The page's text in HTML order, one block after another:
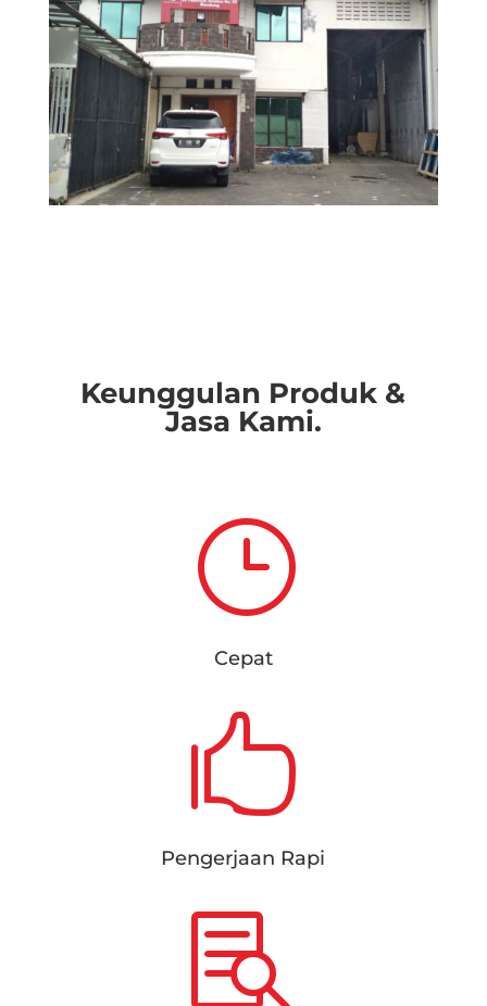
Keunggulan Produk &
Jasa Kami.
}
Cepat

Pengerjaan Rapi
